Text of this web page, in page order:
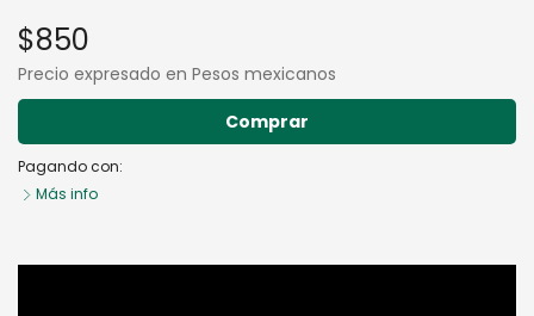
$850
Precio expresado en Pesos mexicanos
Comprar
Pagando con:
Más info